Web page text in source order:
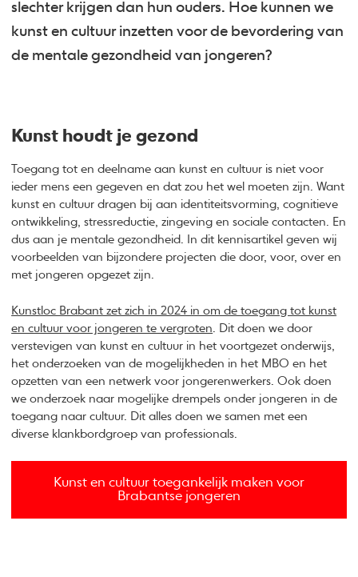
slechter krijgen dan hun ouders. Hoe kunnen we
kunst en cultuur inzetten voor de bevordering van
de mentale gezondheid van jongeren?
Kunst houdt je gezond
Toegang tot en deelname aan kunst en cultuur is niet voor
ieder mens een gegeven en dat zou het wel moeten zijn. Want
kunst en cultuur dragen bij aan identiteitsvorming, cognitieve
ontwikkeling, stressreductie, zingeving en sociale contacten. En
dus aan je mentale gezondheid. In dit kennisartikel geven wij
voorbeelden van bijzondere projecten die door, voor, over en
met jongeren opgezet zijn.
Kunstloc Brabant zet zich in 2024 in om de toegang tot kunst
en cultuur voor jongeren te vergroten . Dit doen we door
verstevigen van kunst en cultuur in het voortgezet onderwijs,
het onderzoeken van de mogelijkheden in het MBO en het
opzetten van een netwerk voor jongerenwerkers. Ook doen
we onderzoek naar mogelijke drempels onder jongeren in de
toegang naar cultuur. Dit alles doen we samen met een
diverse klankbordgroep van professionals.
Kunst en cultuur toegankelijk maken voor
Brabantse jongeren